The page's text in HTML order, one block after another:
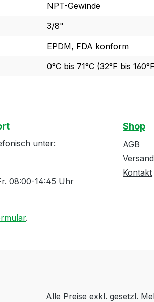
NPT-Gewinde
3/8"
EPDM, FDA konform
0°C bis 71°C (32°F bis
unter:
08:00-14:45 Uhr
.
Shop
AGB
Kontakt
Alle Preise exkl. gesetzl.